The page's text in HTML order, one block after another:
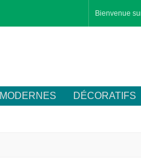
Bienvenue
MODERNES DÉCORATIFS